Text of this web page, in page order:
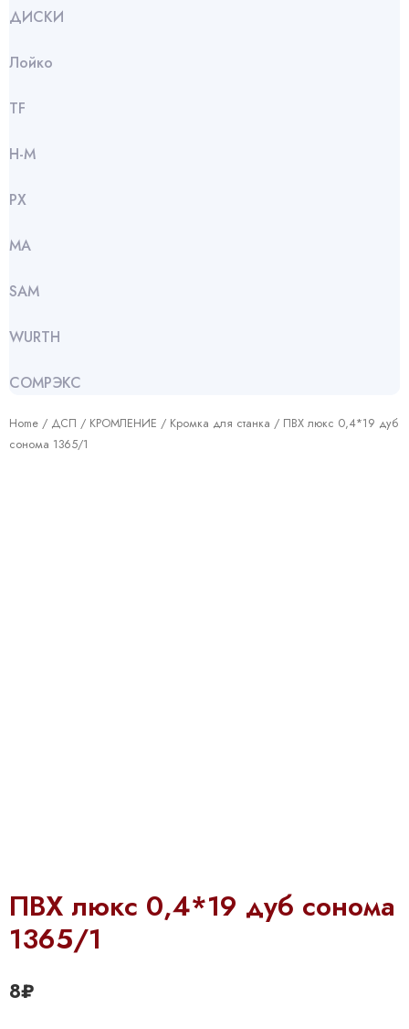
ДИСКИ
Лойко
TF
Н-М
РХ
МА
SАМ
WURTH
СОМРЭКС
Home / ДСП / КРОМЛЕНИЕ / Кромка для станка / ПВХ люкс 0,4*19 дуб
сонома 1365/1
ПВХ люкс 0,4*19 дуб сонома
1365/1
8₽